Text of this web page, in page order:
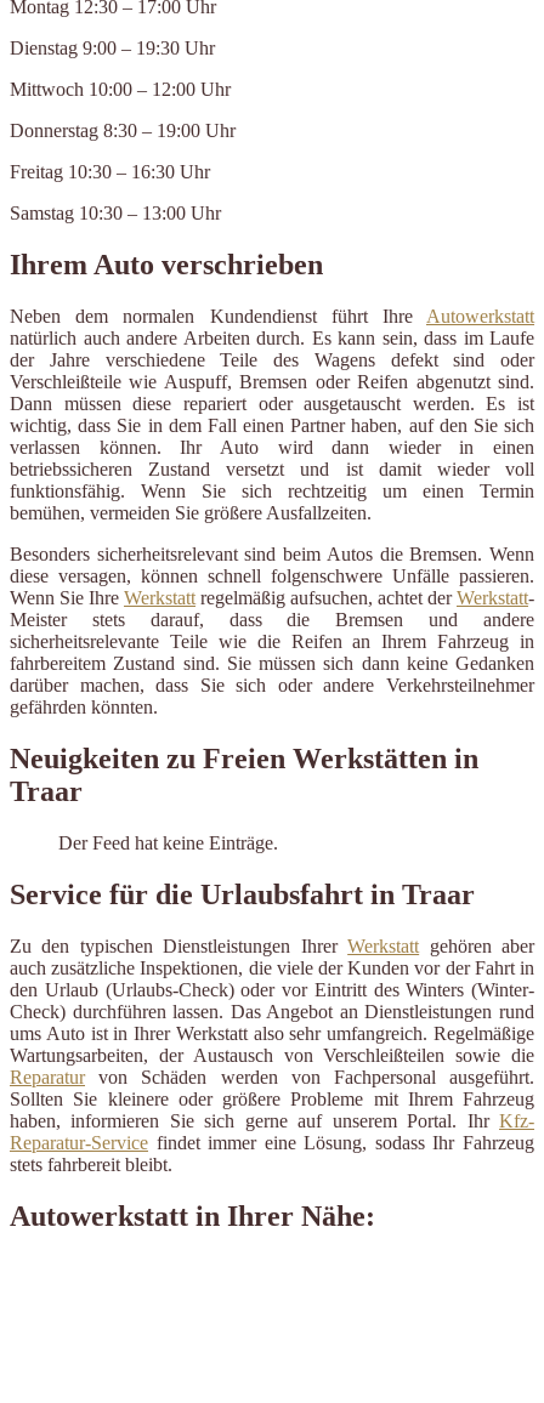
Montag 12:30 – 17:00 Uhr
Dienstag 9:00 – 19:30 Uhr
Mittwoch 10:00 – 12:00 Uhr
Donnerstag 8:30 – 19:00 Uhr
Freitag 10:30 – 16:30 Uhr
Samstag 10:30 – 13:00 Uhr
Ihrem Auto verschrieben
Neben dem normalen Kundendienst führt Ihre Autowerkstatt
natürlich auch andere Arbeiten durch. Es kann sein, dass im Laufe
der Jahre verschiedene Teile des Wagens defekt sind oder
Verschleißteile wie Auspuff, Bremsen oder Reifen abgenutzt sind.
Dann müssen diese repariert oder ausgetauscht werden. Es ist
wichtig, dass Sie in dem Fall einen Partner haben, auf den Sie sich
verlassen können. Ihr Auto wird dann wieder in einen
betriebssicheren Zustand versetzt und ist damit wieder voll
funktionsfähig. Wenn Sie sich rechtzeitig um einen Termin
bemühen, vermeiden Sie größere Ausfallzeiten.
Besonders sicherheitsrelevant sind beim Autos die Bremsen. Wenn
diese versagen, können schnell folgenschwere Unfälle passieren.
Wenn Sie Ihre Werkstatt regelmäßig aufsuchen, achtet derWerkstatt-
Meister stets darauf, dass die Bremsen und andere
sicherheitsrelevante Teile wie die Reifen an Ihrem Fahrzeug in
fahrbereitem Zustand sind. Sie müssen sich dann keine Gedanken
darüber machen, dass Sie sich oder andere Verkehrsteilnehmer
gefährden könnten.
Neuigkeiten zu Freien Werkstätten in
Traar
Der Feed hat keine Einträge.
Service für die Urlaubsfahrt in Traar
Zu den typischen Dienstleistungen IhrerWerkstatt gehören aber
auch zusätzliche Inspektionen, die viele der Kunden vor der Fahrt in
den Urlaub (Urlaubs-Check) oder vor Eintritt des Winters (Winter-
Check) durchführen lassen. Das Angebot an Dienstleistungen rund
ums Auto ist in Ihrer Werkstatt also sehr umfangreich. Regelmäßige
Wartungsarbeiten, der Austausch von Verschleißteilen sowie die
Reparaturvon Schäden werden von Fachpersonal ausgeführt.
Sollten Sie kleinere oder größere Probleme mit Ihrem Fahrzeug
haben, informieren Sie sich gerne auf unserem Portal. Ihr Kfz-
Reparatur-Service findet immer eine Lösung, sodass Ihr Fahrzeug
stets fahrbereit bleibt.
Autowerkstatt in Ihrer Nähe: